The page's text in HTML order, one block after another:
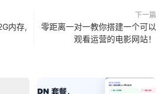
内存,
下一篇
零距离一对一教你搭建一个可以
观看运营的电影网站！